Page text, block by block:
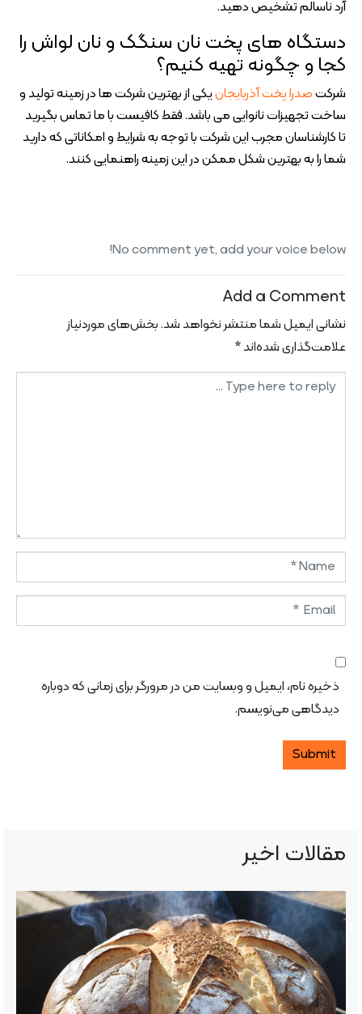
آرد ناسالم تشخیص دهید.
دستگاه های پخت نان سنگک و نان لواش را
کجا و چگونه تهیه کنیم؟
شرکتصدرا پخت آذربایجانیکی از بهترین شرکت ها در زمینه تولید و
ساخت تجهیزات نانوایی می باشد. فقط کافیست با ما تماس بگیرید
تا کارشناسان مجرب این شرکت با توجه به شرایط و امکاناتی که دارید
شما را به بهترین شکل ممکن در این زمینه راهنمایی کنند.
No comment yet, add your voice below!
Add a Comment
نشانی ایمیل شما منتشر نخواهد شد.بخش‌های موردنیاز
علامت‌گذاری شده‌اند*
Comment
Name
*
Email
*
ذخیره نام، ایمیل و وبسایت من در مرورگر برای زمانی که دوباره
دیدگاهی می‌نویسم.
Submit
مقالات اخیر